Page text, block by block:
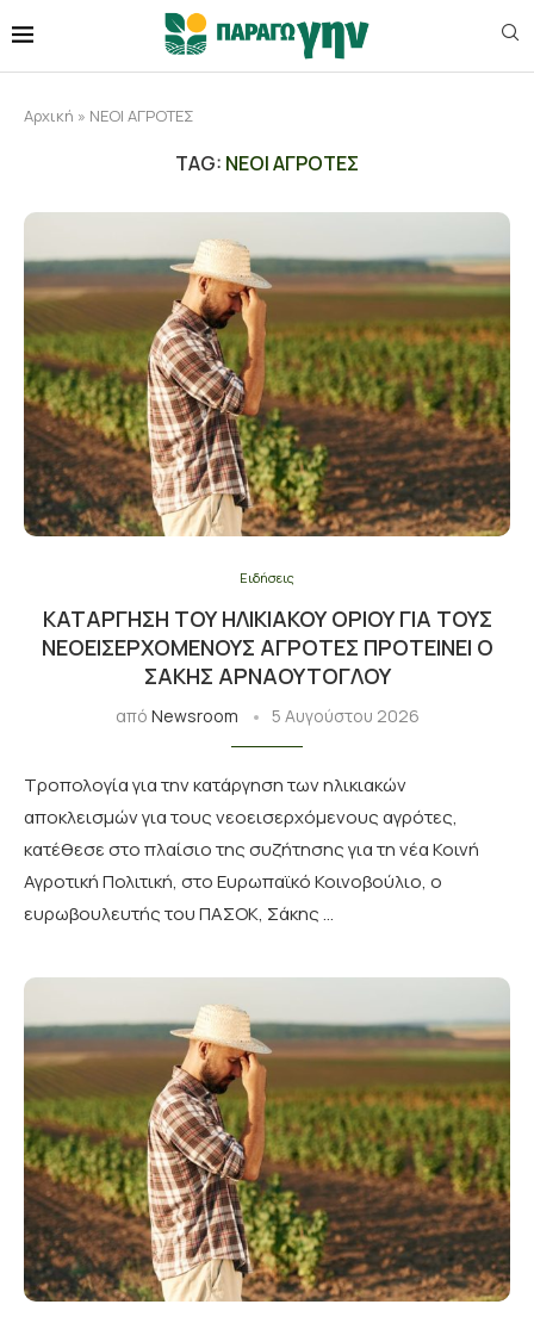
Αρχική » ΝΕΟΙ ΑΓΡΟΤΕΣ
TAG: ΝΕΟΙ ΑΓΡΟΤΕΣ
Ειδήσεις
ΚΑΤΆΡΓΗΣΗ ΤΟΥ ΗΛΙΚΙΑΚΟΎ ΟΡΊΟΥ ΓΙΑ ΤΟΥΣ
ΝΕΟΕΙΣΕΡΧΌΜΕΝΟΥΣ ΑΓΡΌΤΕΣ ΠΡΟΤΕΊΝΕΙ Ο
ΣΆΚΗΣ ΑΡΝΑΟΎΤΟΓΛΟΥ
από Newsroom 5 Αυγούστου 2026
Tροπολογία για την κατάργηση των ηλικιακών
αποκλεισμών για τους νεοεισερχόμενους αγρότες,
κατέθεσε στο πλαίσιο της συζήτησης για τη νέα Κοινή
Αγροτική Πολιτική, στο Ευρωπαϊκό Κοινοβούλιο, ο
ευρωβουλευτής του ΠΑΣΟΚ, Σάκης …